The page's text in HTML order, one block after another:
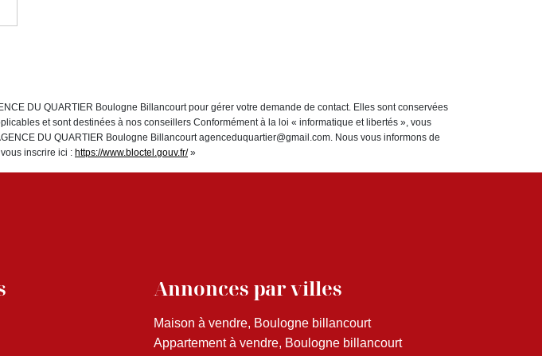
DU QUARTIER Boulogne Billancourt pour gérer votre demande de contact. Elles sont conservées
et sont destinées à nos conseillers Conformément à la loi « informatique et libertés », vous
DU QUARTIER Boulogne Billancourt agenceduquartier@gmail.com. Nous vous informons de
inscrire ici : https://www.bloctel.gouv.fr/»
Annonces par villes
Maison à vendre, Boulogne billancourt
Appartement à vendre, Boulogne billancourt